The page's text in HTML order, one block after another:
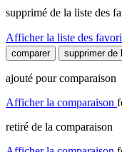
supprimé de la liste des
Afficher la liste des
comparer
supprimer de
ajouté pour comparaison
Afficher la comparaison
retiré de la comparaison